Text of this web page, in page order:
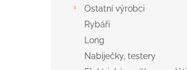
Ostatní výrobci
Rybáři
Long
Nabíječky, testery